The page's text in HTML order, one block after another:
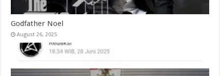
Godfather Noel
August 26, 2025